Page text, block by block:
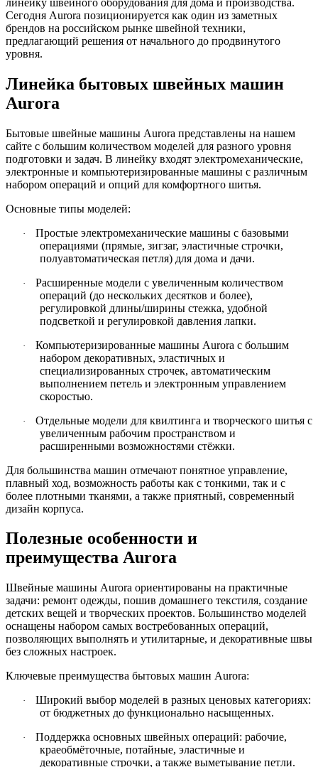
Сегодня Aurora позиционируется как один из заметных
брендов на российском рынке швейной техники,
предлагающий решения от начального до продвинутого
уровня.
Линейка бытовых швейных машин
Aurora
Бытовые швейные машины Aurora представлены на нашем
сайте с большим количеством моделей для разного уровня
подготовки и задач. В линейку входят электромеханические,
электронные и компьютеризированные машины с различным
набором операций и опций для комфортного шитья.
Основные типы моделей:
·
Простые электромеханические машины с базовыми
операциями (прямые, зигзаг, эластичные строчки,
полуавтоматическая петля) для дома и дачи.
·
Расширенные модели с увеличенным количеством
операций (до нескольких десятков и более),
регулировкой длины/ширины стежка, удобной
подсветкой и регулировкой давления лапки.
·
Компьютеризированные машины Aurora с большим
набором декоративных, эластичных и
специализированных строчек, автоматическим
выполнением петель и электронным управлением
скоростью.
·
Отдельные модели для квилтинга и творческого шитья с
увеличенным рабочим пространством и
расширенными возможностями стёжки.
Для большинства машин отмечают понятное управление,
плавный ход, возможность работы как с тонкими, так и с
более плотными тканями, а также приятный, современный
дизайн корпуса.
Полезные особенности и
преимущества Aurora
Швейные машины Aurora ориентированы на практичные
задачи: ремонт одежды, пошив домашнего текстиля, создание
детских вещей и творческих проектов. Большинство моделей
оснащены набором самых востребованных операций,
позволяющих выполнять и утилитарные, и декоративные швы
без сложных настроек.
Ключевые преимущества бытовых машин Aurora:
·
Широкий выбор моделей в разных ценовых категориях:
от бюджетных до функционально насыщенных.
·
Поддержка основных швейных операций: рабочие,
краеобмёточные, потайные, эластичные и
декоративные строчки, а также выметывание петли.